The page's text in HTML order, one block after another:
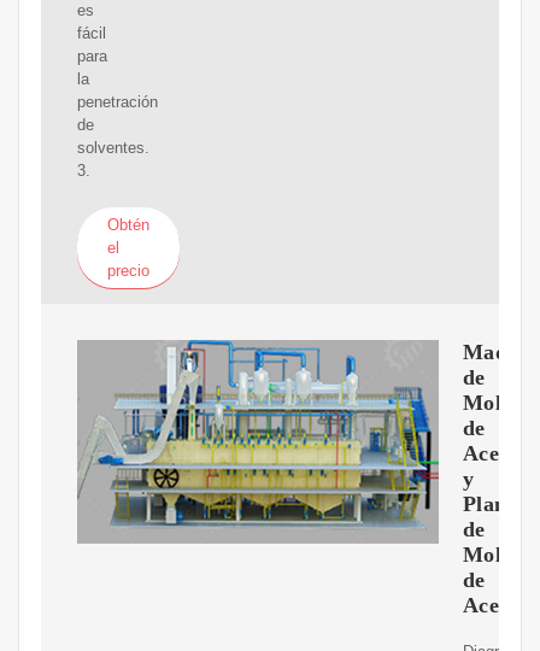
es
fácil
para
la
penetración
de
solventes.
3.
Obtén
el
precio
de
de
Aceite
y
Planta
de
de
Aceite